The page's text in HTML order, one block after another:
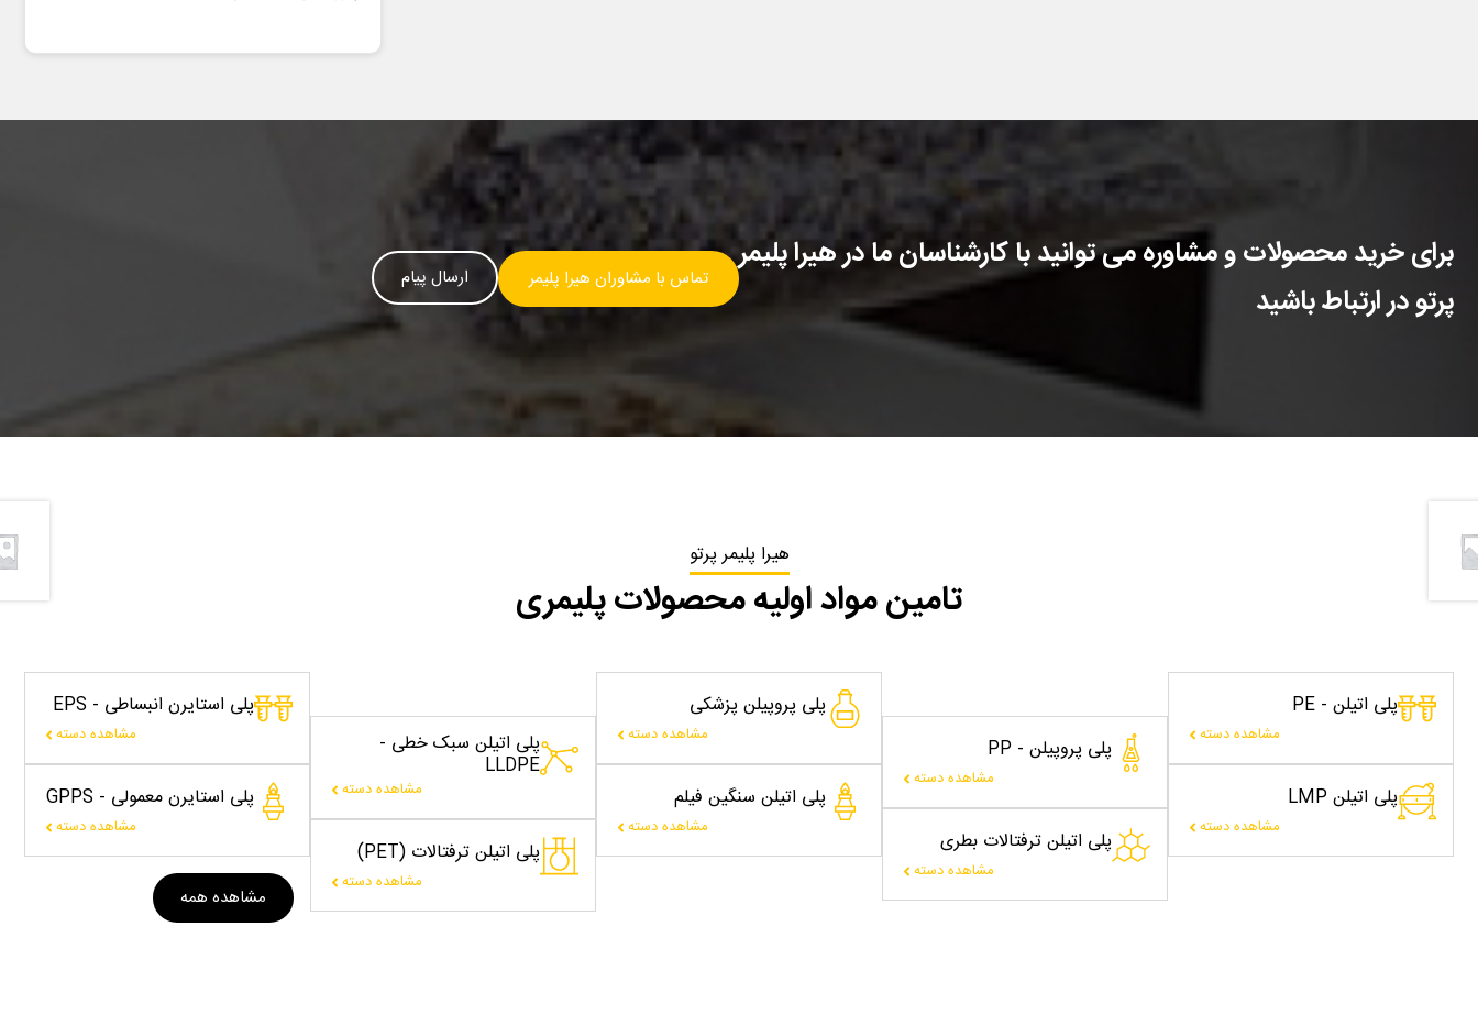
برای خرید محصولات و مشاوره می توانید با کارشناسان ما در هیرا پلیمر
پرتو در ارتباط باشید
تماس با مشاوران هیرا پلیمر ارسال پیام
هیرا پلیمر پرتو
تامین مواد اولیه محصولات پلیمری
پلی اتیلن - PE
مشاهده دسته
پلی اتیلن LMP
مشاهده دسته
پلی پروپیلن - PP
مشاهده دسته
پلی اتیلن ترفتالات بطری
مشاهده دسته
پلی پروپیلن پزشکی
مشاهده دسته
پلی اتیلن سنگین فیلم
مشاهده دسته
پلی اتیلن سبک خطی -
LLDPE
مشاهده دسته
پلی اتیلن ترفتالات (PET)
مشاهده دسته
پلی استایرن انبساطی - EPS
مشاهده دسته
پلی استایرن معمولی - GPPS
مشاهده دسته
مشاهده همه